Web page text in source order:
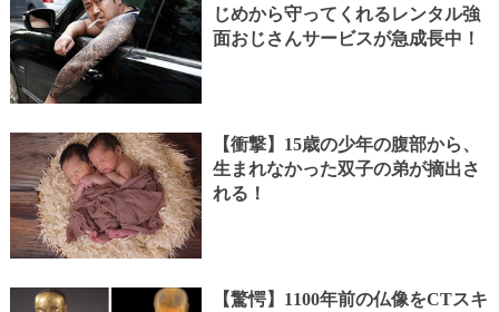
じめから守ってくれるレンタル強
面おじさんサービスが急成長中！
【衝撃】15歳の少年の腹部から、
生まれなかった双子の弟が摘出さ
れる！
【驚愕】1100年前の仏像をCTスキ